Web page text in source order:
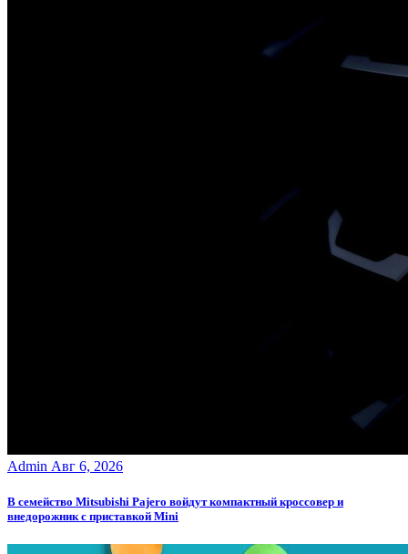
Admin Авг 6, 2026
В семейство Mitsubishi Pajero войдут компактный кроссовер и
внедорожник с приставкой Mini